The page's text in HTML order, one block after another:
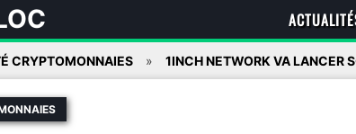
CRYPTOMONNAIES 1INCH NETWORK VA LANCER